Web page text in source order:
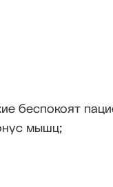
беспокоят
мышц;